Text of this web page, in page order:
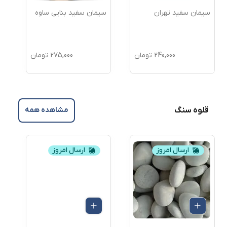
سیمان سفید تهران
240,000 تومان
سیمان سفید بنایی ساوه
275,000 تومان
قلوه سنگ مشاهده همه
ارسال امروز ارسال امروز